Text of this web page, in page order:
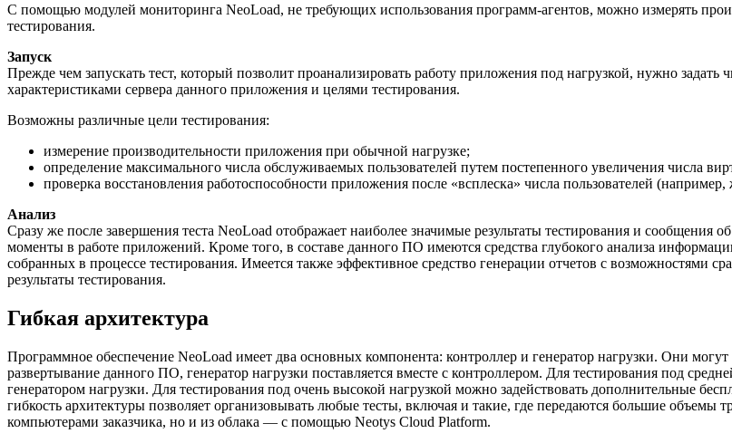
С помощью модулей мониторинга NeoLoad, не требующих использования программ-агентов, можно измерять
тестирования.
Запуск
Прежде чем запускать тест, который позволит проанализировать работу приложения под нагрузкой, нужно
характеристиками сервера данного приложения и целями тестирования.
Возможны различные цели тестирования:
измерение производительности приложения при обычной нагрузке;
определение максимального числа обслуживаемых пользователей путем постепенного увеличения числа
проверка восстановления работоспособности приложения после «всплеска» числа пользователей
Анализ
Сразу же после завершения теста NeoLoad отображает наиболее значимые результаты тестирования и
моменты в работе приложений. Кроме того, в составе данного ПО имеются средства глубокого анализа
собранных в процессе тестирования. Имеется также эффективное средство генерации отчетов с возможностями
результаты тестирования.
Гибкая архитектура
Программное обеспечение NeoLoad имеет два основных компонента: контроллер и генератор нагрузки. Они
развертывание данного ПО, генератор нагрузки поставляется вместе с контроллером. Для тестирования под
генератором нагрузки. Для тестирования под очень высокой нагрузкой можно задействовать дополнительные
гибкость архитектуры позволяет организовывать любые тесты, включая и такие, где передаются большие
компьютерами заказчика, но и из облака — с помощью Neotys Cloud Platform.